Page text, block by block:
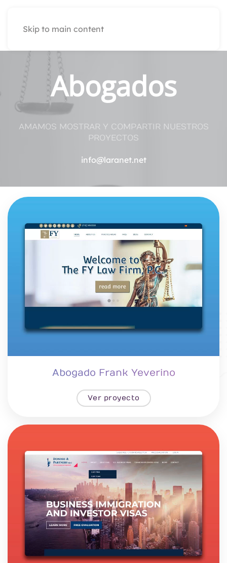
Skip to main content
Abogados
AMAMOS MOSTRAR Y COMPARTIR NUESTROS
PROYECTOS
info@laranet.net
Abogado Frank Yeverino
Ver proyecto